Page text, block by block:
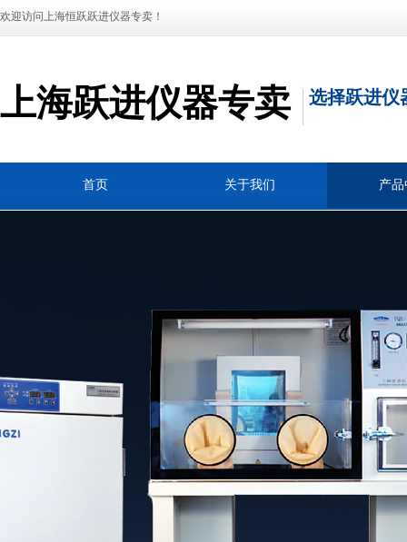
欢迎访问上海恒跃跃进仪器专卖！
上海跃进仪器专卖 选择跃进仪
首页 关于我们 产